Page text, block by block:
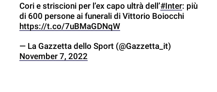
Cori e striscioni per l’ex capo ultrà dell’#Inter: più
di 600 persone ai funerali di Vittorio Boiocchi
https://t.co/7uBMaGDNqW
— La Gazzetta dello Sport (@Gazzetta_it)
November 7, 2022